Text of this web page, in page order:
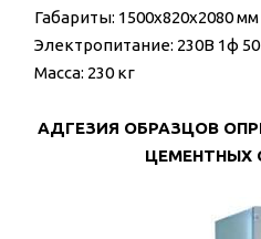
Габариты: 1500x820x2080 мм
Электропитание: 230В 1ф
Масса: 230 кг
АДГЕЗИЯ ОБРАЗЦОВ
ЦЕМЕНТНЫХ